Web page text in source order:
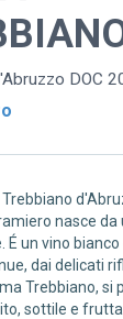
DOC
Trebbiano
nasce da
É un vino
dai delicati
Trebbiano, si
sottile e